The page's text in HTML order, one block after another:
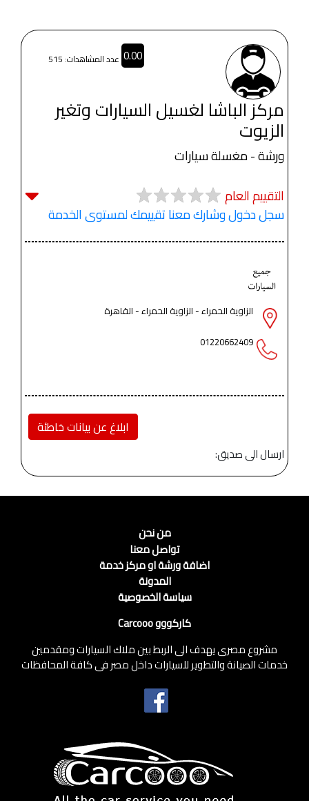
مركز الباشا لغسيل السيارات وتغير
الزيوت
ورشة - مغسلة سيارات
التقييم العام
سجل دخول وشارك معنا تقييمك لمستوى الخدمة
الزاوية الحمراء - الزاوية الحمراء - القاهرة
01220662409
ابلاغ عن بيانات خاطئة
0.00 عدد المشاهدات: 515
ارسال الى صديق:
من نحن
تواصل معنا
اضافة ورشة او مركز خدمة
المدونة
سياسة الخصوصية
كاركووو Carcooo
مشروع مصرى يهدف الى الربط بين ملاك السيارات ومقدمين
خدمات الصيانة والتطوير للسيارات داخل مصر فى كافة المحافظات